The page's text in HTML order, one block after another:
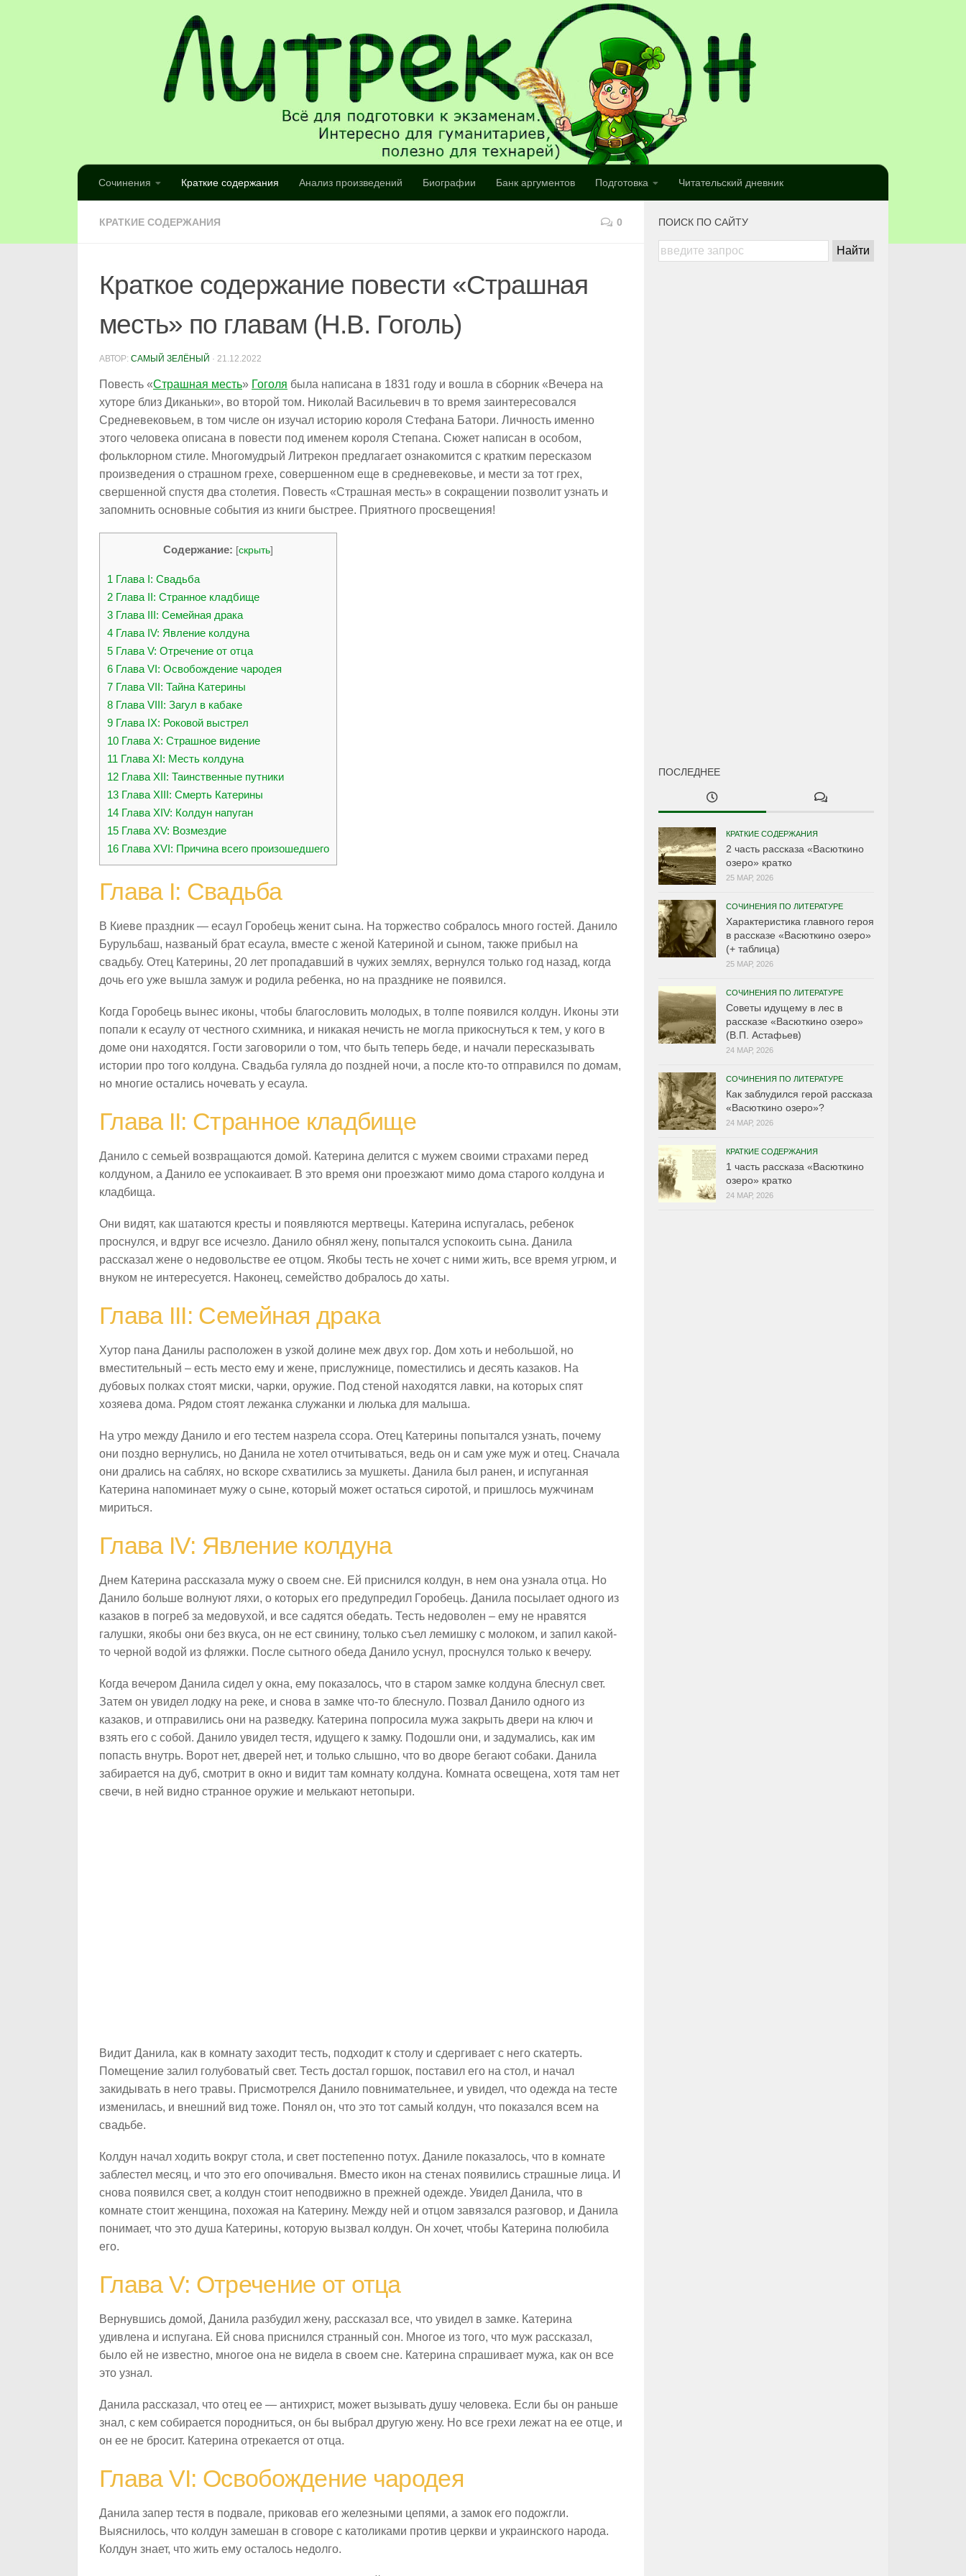
Сочинения Краткие содержания Анализ произведений Биографии Банк аргументов Подготовка Читательский дневник
КРАТКИЕ СОДЕРЖАНИЯ 0
Краткое содержание повести «Страшная
месть» по главам (Н.В. Гоголь)
АВТОР: САМЫЙ ЗЕЛЁНЫЙ · 21.12.2022
Повесть «Страшная месть» Гоголя была написана в 1831 году и вошла в сборник «Вечера на
хуторе близ Диканьки», во второй том. Николай Васильевич в то время заинтересовался
Средневековьем, в том числе он изучал историю короля Стефана Батори. Личность именно
этого человека описана в повести под именем короля Степана. Сюжет написан в особом,
фольклорном стиле. Многомудрый Литрекон предлагает ознакомится с кратким пересказом
произведения о страшном грехе, совершенном еще в средневековье, и мести за тот грех,
свершенной спустя два столетия. Повесть «Страшная месть» в сокращении позволит узнать и
запомнить основные события из книги быстрее. Приятного просвещения!
Содержание: [скрыть]
1 Глава I: Свадьба
2 Глава II: Странное кладбище
3 Глава III: Семейная драка
4 Глава IV: Явление колдуна
5 Глава V: Отречение от отца
6 Глава VI: Освобождение чародея
7 Глава VII: Тайна Катерины
8 Глава VIII: Загул в кабаке
9 Глава IX: Роковой выстрел
10 Глава X: Страшное видение
11 Глава XI: Месть колдуна
12 Глава XII: Таинственные путники
13 Глава XIII: Смерть Катерины
14 Глава XIV: Колдун напуган
15 Глава XV: Возмездие
16 Глава XVI: Причина всего произошедшего
Глава I: Свадьба
В Киеве праздник — есаул Горобець женит сына. На торжество собралось много гостей. Данило
Бурульбаш, названый брат есаула, вместе с женой Катериной и сыном, также прибыл на
свадьбу. Отец Катерины, 20 лет пропадавший в чужих землях, вернулся только год назад, когда
дочь его уже вышла замуж и родила ребенка, но на празднике не появился.
Когда Горобець вынес иконы, чтобы благословить молодых, в толпе появился колдун. Иконы эти
попали к есаулу от честного схимника, и никакая нечисть не могла прикоснуться к тем, у кого в
доме они находятся. Гости заговорили о том, что быть теперь беде, и начали пересказывать
истории про того колдуна. Свадьба гуляла до поздней ночи, а после кто-то отправился по домам,
но многие остались ночевать у есаула.
Глава II: Странное кладбище
Данило с семьей возвращаются домой. Катерина делится с мужем своими страхами перед
колдуном, а Данило ее успокаивает. В это время они проезжают мимо дома старого колдуна и
кладбища.
Они видят, как шатаются кресты и появляются мертвецы. Катерина испугалась, ребенок
проснулся, и вдруг все исчезло. Данило обнял жену, попытался успокоить сына. Данила
рассказал жене о недовольстве ее отцом. Якобы тесть не хочет с ними жить, все время угрюм, и
внуком не интересуется. Наконец, семейство добралось до хаты.
Глава III: Семейная драка
Хутор пана Данилы расположен в узкой долине меж двух гор. Дом хоть и небольшой, но
вместительный – есть место ему и жене, прислужнице, поместились и десять казаков. На
дубовых полках стоят миски, чарки, оружие. Под стеной находятся лавки, на которых спят
хозяева дома. Рядом стоят лежанка служанки и люлька для малыша.
На утро между Данило и его тестем назрела ссора. Отец Катерины попытался узнать, почему
они поздно вернулись, но Данила не хотел отчитываться, ведь он и сам уже муж и отец. Сначала
они дрались на саблях, но вскоре схватились за мушкеты. Данила был ранен, и испуганная
Катерина напоминает мужу о сыне, который может остаться сиротой, и пришлось мужчинам
мириться.
Глава IV: Явление колдуна
Днем Катерина рассказала мужу о своем сне. Ей приснился колдун, в нем она узнала отца. Но
Данило больше волнуют ляхи, о которых его предупредил Горобець. Данила посылает одного из
казаков в погреб за медовухой, и все садятся обедать. Тесть недоволен – ему не нравятся
галушки, якобы они без вкуса, он не ест свинину, только съел лемишку с молоком, и запил какой-
то черной водой из фляжки. После сытного обеда Данило уснул, проснулся только к вечеру.
Когда вечером Данила сидел у окна, ему показалось, что в старом замке колдуна блеснул свет.
Затем он увидел лодку на реке, и снова в замке что-то блеснуло. Позвал Данило одного из
казаков, и отправились они на разведку. Катерина попросила мужа закрыть двери на ключ и
взять его с собой. Данило увидел тестя, идущего к замку. Подошли они, и задумались, как им
попасть внутрь. Ворот нет, дверей нет, и только слышно, что во дворе бегают собаки. Данила
забирается на дуб, смотрит в окно и видит там комнату колдуна. Комната освещена, хотя там нет
свечи, в ней видно странное оружие и мелькают нетопыри.
Видит Данила, как в комнату заходит тесть, подходит к столу и сдергивает с него скатерть.
Помещение залил голубоватый свет. Тесть достал горшок, поставил его на стол, и начал
закидывать в него травы. Присмотрелся Данило повнимательнее, и увидел, что одежда на тесте
изменилась, и внешний вид тоже. Понял он, что это тот самый колдун, что показался всем на
свадьбе.
Колдун начал ходить вокруг стола, и свет постепенно потух. Даниле показалось, что в комнате
заблестел месяц, и что это его опочивальня. Вместо икон на стенах появились страшные лица. И
снова появился свет, а колдун стоит неподвижно в прежней одежде. Увидел Данила, что в
комнате стоит женщина, похожая на Катерину. Между ней и отцом завязался разговор, и Данила
понимает, что это душа Катерины, которую вызвал колдун. Он хочет, чтобы Катерина полюбила
его.
Глава V: Отречение от отца
Вернувшись домой, Данила разбудил жену, рассказал все, что увидел в замке. Катерина
удивлена и испугана. Ей снова приснился странный сон. Многое из того, что муж рассказал,
было ей не известно, многое она не видела в своем сне. Катерина спрашивает мужа, как он все
это узнал.
Данила рассказал, что отец ее — антихрист, может вызывать душу человека. Если бы он раньше
знал, с кем собирается породниться, он бы выбрал другую жену. Но все грехи лежат на ее отце, и
он ее не бросит. Катерина отрекается от отца.
Глава VI: Освобождение чародея
Данила запер тестя в подвале, приковав его железными цепями, а замок его подожгли.
Выяснилось, что колдун замешан в сговоре с католиками против церкви и украинского народа.
Колдун знает, что жить ему осталось недолго.
ПОИСК ПО САЙТУ
ПОСЛЕДНЕЕ
КРАТКИЕ СОДЕРЖАНИЯ
2 часть рассказа «Васюткино
озеро» кратко
25 МАР, 2026
СОЧИНЕНИЯ ПО ЛИТЕРАТУРЕ
Характеристика главного героя
в рассказе «Васюткино озеро»
(+ таблица)
25 МАР, 2026
СОЧИНЕНИЯ ПО ЛИТЕРАТУРЕ
Советы идущему в лес в
рассказе «Васюткино озеро»
(В.П. Астафьев)
24 МАР, 2026
СОЧИНЕНИЯ ПО ЛИТЕРАТУРЕ
Как заблудился герой рассказа
«Васюткино озеро»?
24 МАР, 2026
КРАТКИЕ СОДЕРЖАНИЯ
1 часть рассказа «Васюткино
озеро» кратко
24 МАР, 2026